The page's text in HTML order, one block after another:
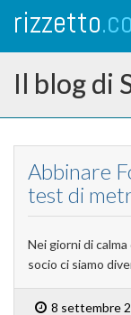
rizzetto
Il blog di
Abbinare
test di
Nei giorni di
socio ci siamo
8 settembre